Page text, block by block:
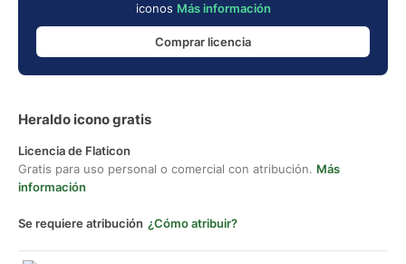
iconos Más información
Comprar licencia
Heraldo icono gratis
Licencia de Flaticon
Gratis para uso personal o comercial con atribución. Más
información
Se requiere atribución ¿Cómo atribuir?